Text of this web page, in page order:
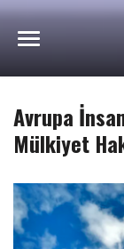
Avrupa
Mülkiyet